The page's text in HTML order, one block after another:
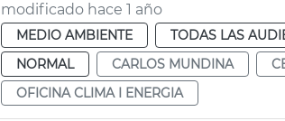
modificado hace 1 año
MEDIO AMBIENTE TODAS LAS
NORMAL
CARLOS MUNDINA
OFICINA CLIMA I ENERGIA